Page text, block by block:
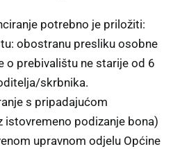
potrebno je priložiti:
obostranu presliku osobne
o prebivalištu ne starije od 6
skrbnika.
s pripadajućom
istovremeno podizanje bona)
upravnom odjelu Općine